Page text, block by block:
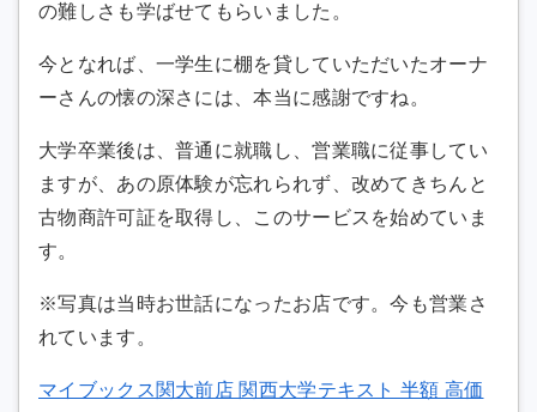
の難しさも学ばせてもらいました。
今となれば、一学生に棚を貸していただいたオーナ
ーさんの懐の深さには、本当に感謝ですね。
大学卒業後は、普通に就職し、営業職に従事してい
ますが、あの原体験が忘れられず、改めてきちんと
古物商許可証を取得し、このサービスを始めていま
す。
※写真は当時お世話になったお店です。今も営業さ
れています。
マイブックス関大前店 関西大学テキスト 半額 高価